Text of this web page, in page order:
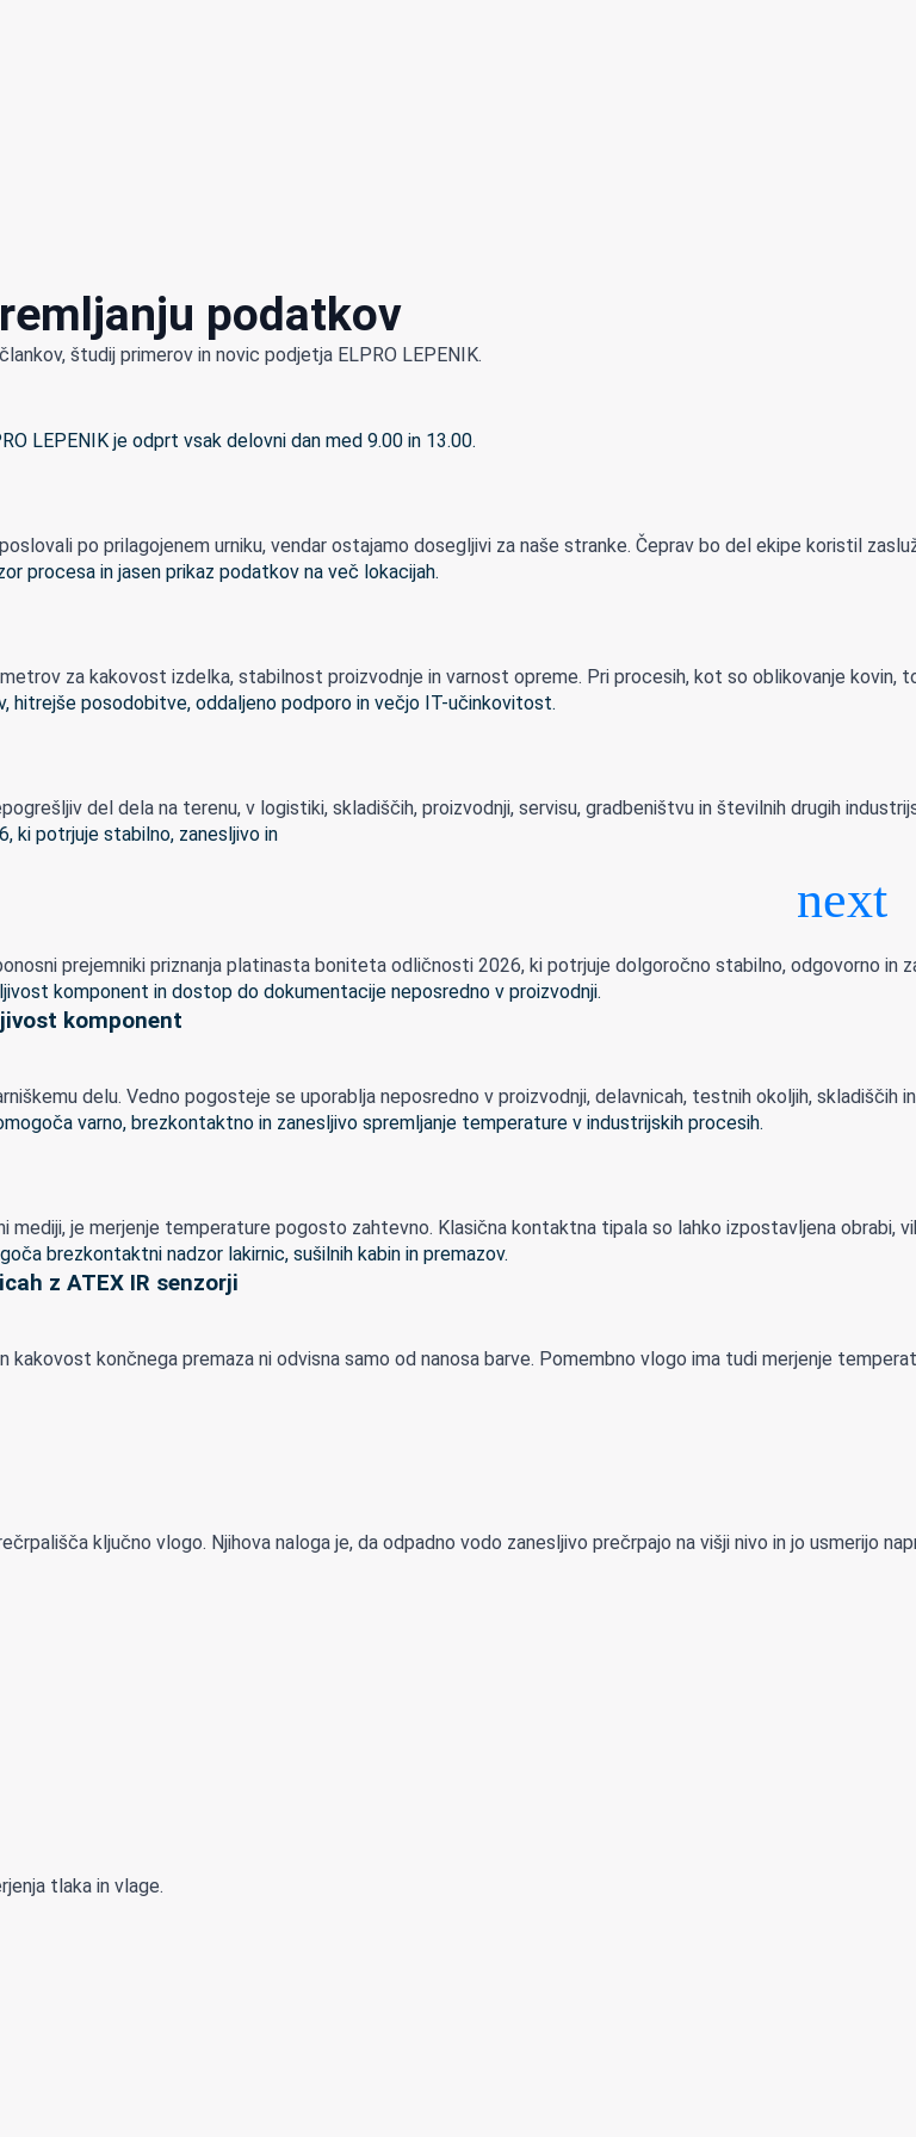
podatkov
študij primerov in novic podjetja ELPRO LEPENIK.
po prilagojenem urniku, vendar ostajamo dosegljivi za naše stranke. Čeprav bo del ekipe koristil
za kakovost izdelka, stabilnost proizvodnje in varnost opreme. Pri procesih, kot so oblikovanje kovin,
del dela na terenu, v logistiki, skladiščih, proizvodnji, servisu, gradbeništvu in številnih drugih
prejemniki priznanja platinasta boniteta odličnosti 2026, ki potrjuje dolgoročno stabilno, odgovorno in
komponent
delu. Vedno pogosteje se uporablja neposredno v proizvodnji, delavnicah, testnih okoljih, skladiščih
mediji, je merjenje temperature pogosto zahtevno. Klasična kontaktna tipala so lahko izpostavljena obrabi,
z ATEX IR senzorji
kakovost končnega premaza ni odvisna samo od nanosa barve. Pomembno vlogo ima tudi merjenje
ključno vlogo. Njihova naloga je, da odpadno vodo zanesljivo prečrpajo na višji nivo in jo usmerijo
tlaka in vlage.